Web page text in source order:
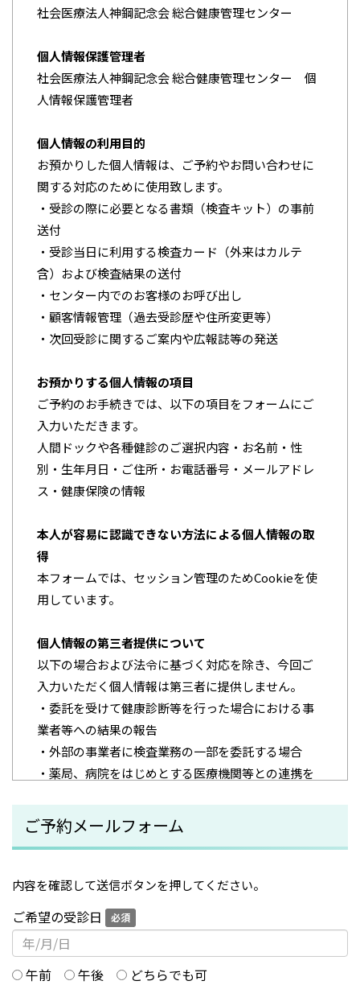
社会医療法人神鋼記念会 総合健康管理センター
個人情報保護管理者
社会医療法人神鋼記念会 総合健康管理センター 個
人情報保護管理者
個人情報の利用目的
お預かりした個人情報は、ご予約やお問い合わせに
関する対応のために使用致します。
・受診の際に必要となる書類（検査キット）の事前
送付
・受診当日に利用する検査カード（外来はカルテ
含）および検査結果の送付
・センター内でのお客様のお呼び出し
・顧客情報管理（過去受診歴や住所変更等）
・次回受診に関するご案内や広報誌等の発送
お預かりする個人情報の項目
ご予約のお手続きでは、以下の項目をフォームにご
入力いただきます。
人間ドックや各種健診のご選択内容・お名前・性
別・生年月日・ご住所・お電話番号・メールアドレ
ス・健康保険の情報
本人が容易に認識できない方法による個人情報の取
得
本フォームでは、セッション管理のためCookieを使
用しています。
個人情報の第三者提供について
以下の場合および法令に基づく対応を除き、今回ご
入力いただく個人情報は第三者に提供しません。
・委託を受けて健康診断等を行った場合における事
業者等への結果の報告
・外部の事業者に検査業務の一部を委託する場合
・薬局、病院をはじめとする医療機関等との連携を
・審査支払機関や保険者への書類提出、および質問
への対応
個人情報の委託について
ンターが規定する個人情報管理基準を満たす企業を
選定して委託を行い、適切な取り扱いが行われるよ
う監督します。
ご予約メールフォーム
内容を確認して送信ボタンを押してください。
ご希望の受診日 必須
午前 午後 どちらでも可